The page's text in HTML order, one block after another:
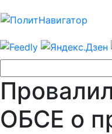
ОБСЕ о